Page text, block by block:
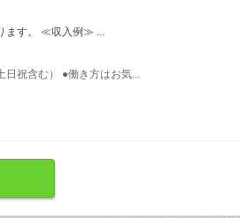
ます。 ≪収入例≫ ...
祝含む） ●働き方はお気...